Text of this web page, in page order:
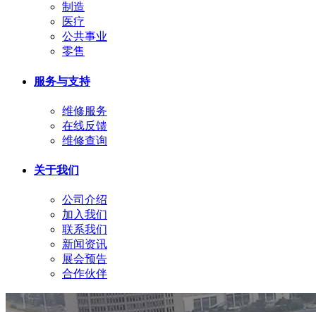
制造
医疗
公共事业
零售
服务与支持
维修服务
在线反馈
维修查询
关于我们
公司介绍
加入我们
联系我们
新闻资讯
展会预告
合作伙伴